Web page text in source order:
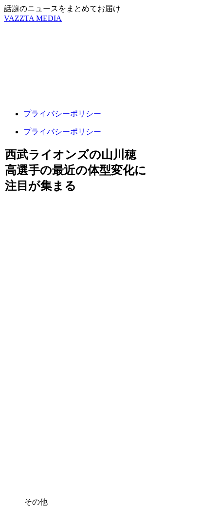
話題のニュースをまとめてお届け
VAZZTA MEDIA
プライバシーポリシー
プライバシーポリシー
西武ライオンズの山川穂
高選手の最近の体型変化に
注目が集まる
その他